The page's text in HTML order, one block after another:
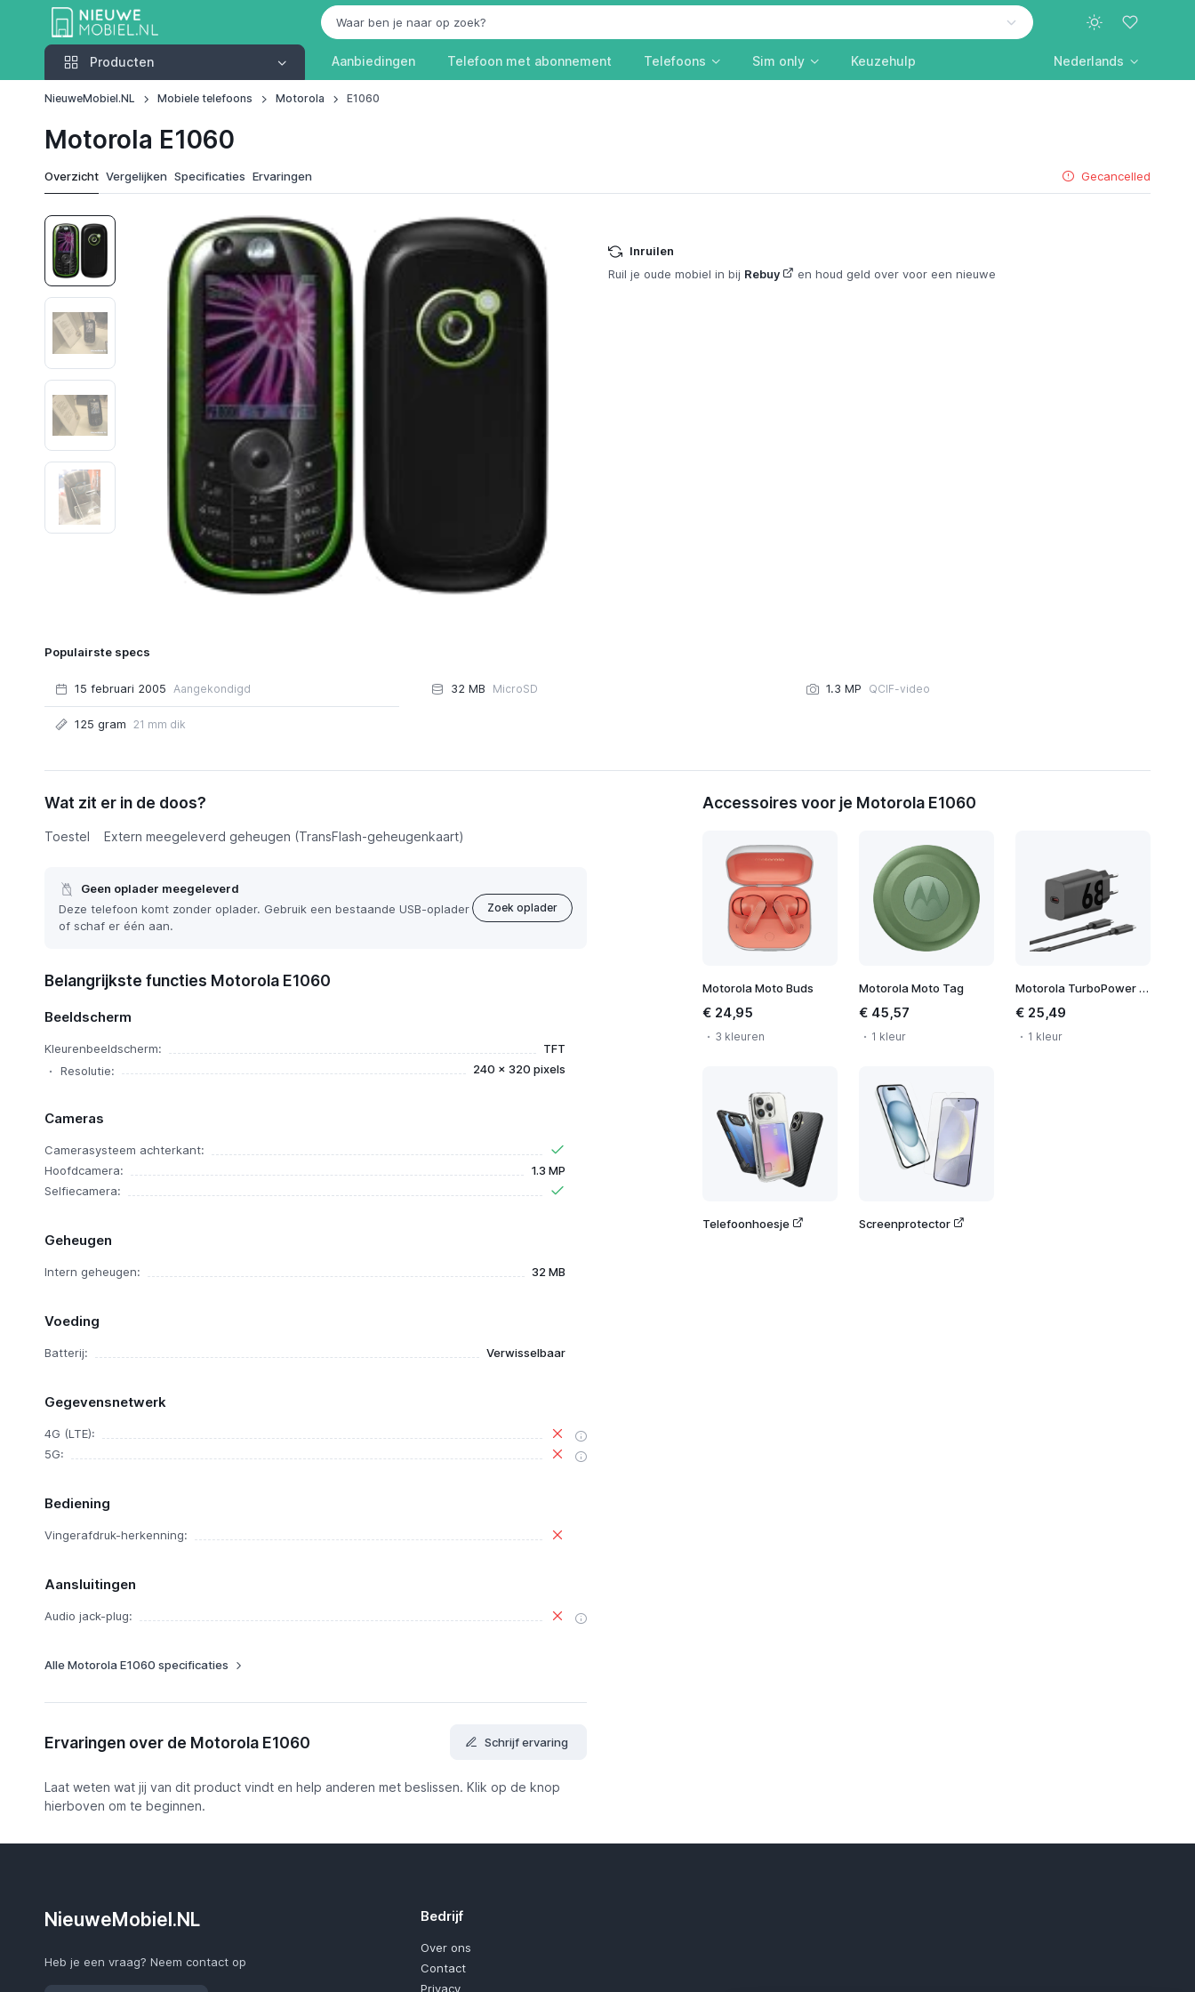
Producten
Producten Aanbiedingen Telefoon met abonnement Telefoons Sim only Keuzehulp Nederlands
NieuweMobiel.NL Mobiele telefoons Motorola E1060
Motorola E1060
Overzicht Vergelijken Specificaties Ervaringen Gecancelled
Inruilen
Ruil je oude mobiel in bij Rebuy en houd geld over voor een nieuwe
Populairste specs
15 februari 2005 Aangekondigd
125 gram 21 mm dik
32 MB MicroSD 1.3 MP QCIF-video
Motorola E1060 Functies
Wat zit er in de doos?
Toestel Extern meegeleverd geheugen (TransFlash-geheugenkaart)
Geen oplader meegeleverd
Deze telefoon komt zonder oplader. Gebruik een bestaande USB-oplader
of schaf er één aan.
Zoek oplader
Belangrijkste functies Motorola E1060
Beeldscherm
Kleurenbeeldscherm:
TFT
Resolutie:
240 x 320 pixels
Cameras
Camerasysteem achterkant:
Hoofdcamera:
1.3 MP
Selfiecamera:
Geheugen
Intern geheugen: 32 MB
Voeding
Batterij: Verwisselbaar
Gegevensnetwerk
4G (LTE):
5G:
Bediening
Vingerafdruk-herkenning:
Aansluitingen
Audio jack-plug:
Alle Motorola E1060 specificaties
Ervaringen over de Motorola E1060 Schrijf ervaring
Laat weten wat jij van dit product vindt en help anderen met beslissen. Klik op de knop
hierboven om te beginnen.
Accessoires voor je Motorola E1060
Motorola Moto Buds
€ 24,95
3 kleuren
Motorola Moto Tag
€ 45,57
1 kleur
Motorola TurboPower 68W Wall Charger
€ 25,49
1 kleur
Telefoonhoesje Screenprotector
NieuweMobiel.NL
Heb je een vraag? Neem contact op
Bedrijf
Over ons
Contact
Privacy